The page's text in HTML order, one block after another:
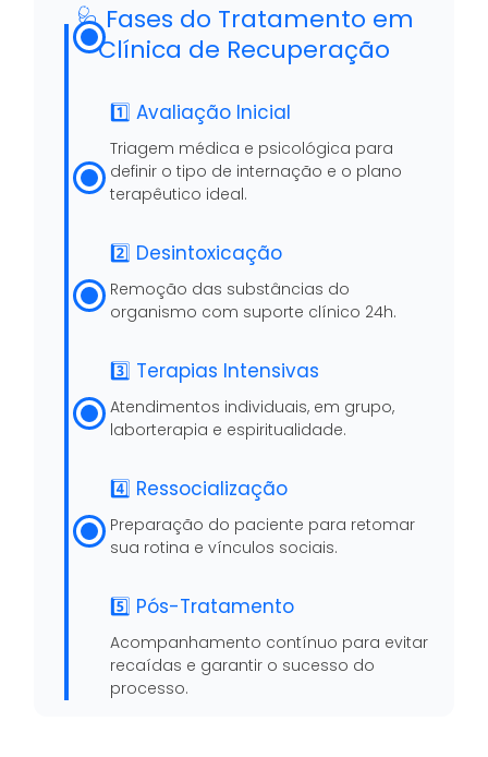
🩺 Fases do Tratamento em
Clínica de Recuperação
1️⃣ Avaliação Inicial
Triagem médica e psicológica para
definir o tipo de internação e o plano
terapêutico ideal.
2️⃣ Desintoxicação
Remoção das substâncias do
organismo com suporte clínico 24h.
3️⃣ Terapias Intensivas
Atendimentos individuais, em grupo,
laborterapia e espiritualidade.
4️⃣ Ressocialização
Preparação do paciente para retomar
sua rotina e vínculos sociais.
5️⃣ Pós-Tratamento
Acompanhamento contínuo para evitar
recaídas e garantir o sucesso do
processo.